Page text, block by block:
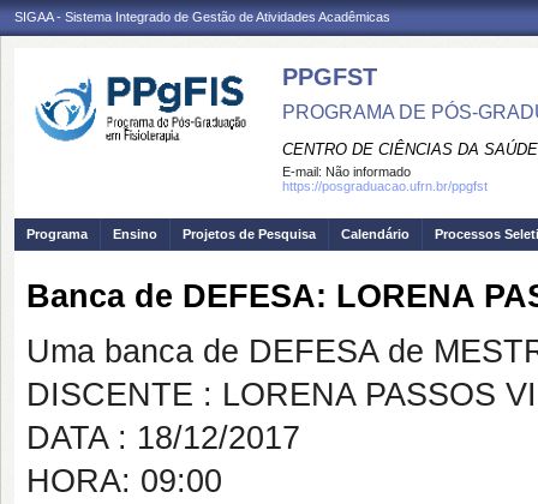
SIGAA - Sistema Integrado de Gestão de Atividades Acadêmicas
PPGFST
PROGRAMA DE PÓS-
CENTRO DE CIÊNCIAS DA SAÚDE
E-mail: Não informado
https://posgraduacao.ufrn.br/ppgfst
Programa Ensino Projetos de Pesquisa Calendário Processos
Banca de DEFESA: LORENA
Uma banca de DEFESA de
DISCENTE : LORENA PASSOS
DATA : 18/12/2017
HORA: 09:00